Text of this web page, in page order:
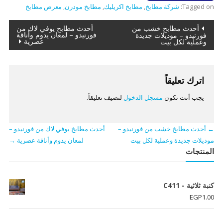
Tagged on: شركة مطابخ, مطابخ اكريليك, مطابخ مودرن, معرض مطابخ
تصفّح
المقالات
أحدث مطابخ خشب من
فورنيدو – موديلات جديدة
وعملية لكل بيت
أحدث مطابخ يوفي لاك من
فورنيدو – لمعان يدوم وأناقة
عصرية
اترك تعليقاً
يجب أنت تكون مسجل الدخول لتضيف تعليقاً.
← أحدث مطابخ خشب من فورنيدو –
موديلات جديدة وعملية لكل بيت
أحدث مطابخ يوفي لاك من فورنيدو –
لمعان يدوم وأناقة عصرية →
المنتجات
كنبة ثلاثية - C411
EGP1.00